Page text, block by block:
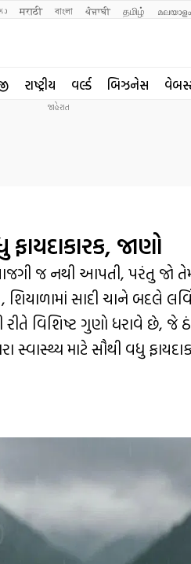
मराठी বাংলা ਪੰਜਾਬੀ தமிழ் മലയാളം
રાષ્ટ્રીય વર્લ્ડ બિઝનેસ
જાણો
જ નથી આપતી, પરંતુ જો
સાદી ચાને બદલે
વિશિષ્ટ ગુણો ધરાવે છે, જે
સ્વાસ્થ્ય માટે સૌથી વધુ